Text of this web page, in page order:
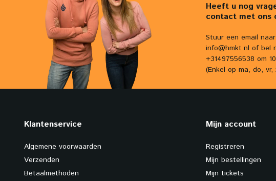
Heeft u nog
contact met ons
Stuur een email naar
info@hmkt.nl of bel
+31497556538 om
(Enkel op ma, do, vr,
Klantenservice
Algemene voorwaarden
Verzenden
Betaalmethoden
Mijn account
Registreren
Mijn bestellingen
Mijn tickets